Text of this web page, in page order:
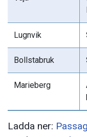
Lugnvik
Bollstabruk
Marieberg
Ladda ner: